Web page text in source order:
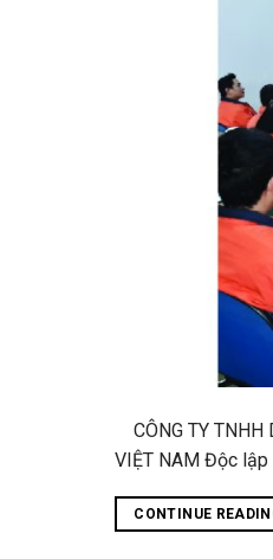
CÔNG TY TNHH
VIỆT NAM
CONTINUE